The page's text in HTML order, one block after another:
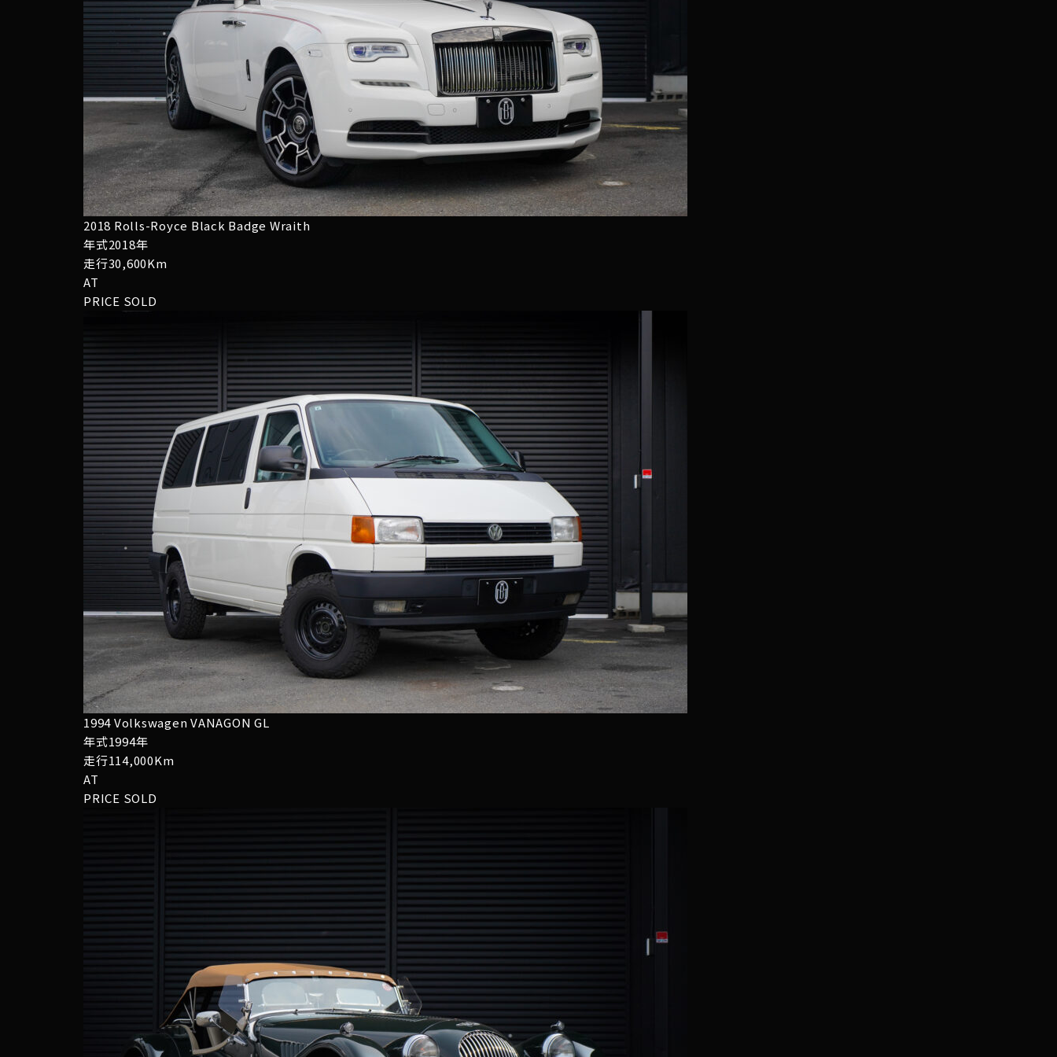
2018 Rolls-Royce Black Badge Wraith
年式2018年
走行30,600Km
AT
PRICE SOLD
1994 Volkswagen VANAGON GL
年式1994年
走行114,000Km
AT
PRICE SOLD